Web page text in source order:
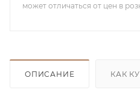
может отличаться от цен в
ОПИСАНИЕ КАК